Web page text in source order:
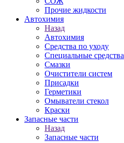
Прочие жидкости
Автохимия
Назад
Автохимия
Средства по уходу
Специальные средства
Смазки
Очистители систем
Присадки
Герметики
Омыватели стекол
Краски
Запасные части
Назад
Запасные части